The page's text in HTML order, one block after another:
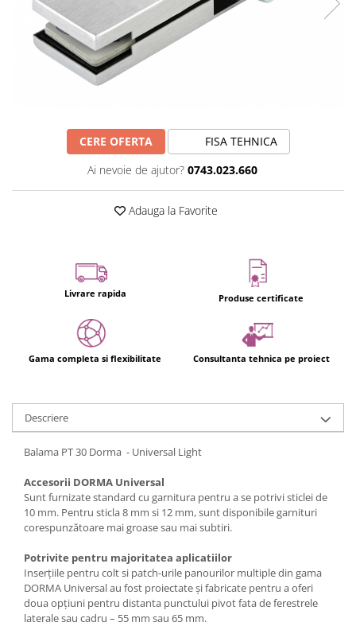
CERE OFERTA
FISA TEHNICA
Ai nevoie de ajutor? 0743.023.660
Adauga la Favorite
Livrare rapida Produse certificate
Gama completa si flexibilitate Consultanta tehnica pe proiect
Descriere
Balama PT 30 Dorma - Universal Light
Accesorii DORMA Universal
Sunt furnizate standard cu garnitura pentru a se potrivi sticlei de
10 mm. Pentru sticla 8 mm si 12 mm, sunt disponibile garnituri
corespunzătoare mai groase sau mai subtiri.
Potrivite pentru majoritatea aplicatiilor
Inserțiile pentru colt si patch-urile panourilor multiple din gama
DORMA Universal au fost proiectate și fabricate pentru a oferi
doua opțiuni pentru distanta punctului pivot fata de ferestrele
laterale sau cadru – 55 mm sau 65 mm.